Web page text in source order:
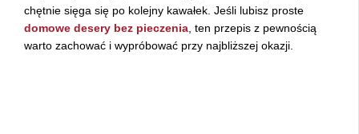
chętnie sięga się po kolejny kawałek. Jeśli lubisz proste
domowe desery bez pieczenia , ten przepis z pewnością
warto zachować i wypróbować przy najbliższej okazji.